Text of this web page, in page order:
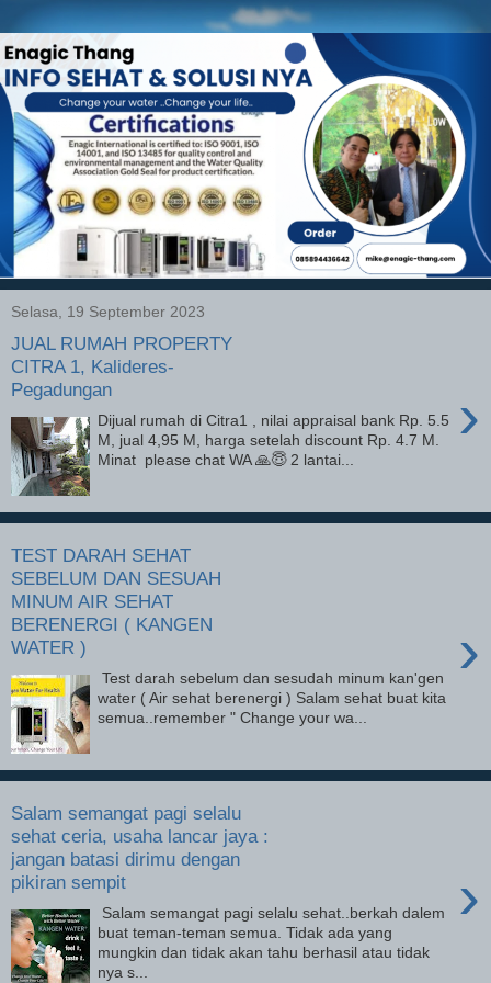
Selasa, 19 September 2023
JUAL RUMAH PROPERTY
CITRA 1, Kalideres-
Pegadungan
›
Dijual rumah di Citra1 , nilai appraisal bank Rp. 5.5
M, jual 4,95 M, harga setelah discount Rp. 4.7 M.
Minat please chat WA 🙏😇 2 lantai...
TEST DARAH SEHAT
SEBELUM DAN SESUAH
MINUM AIR SEHAT
BERENERGI ( KANGEN
WATER )
›
Test darah sebelum dan sesudah minum kan'gen
water ( Air sehat berenergi ) Salam sehat buat kita
semua..remember " Change your wa...
Salam semangat pagi selalu
sehat ceria, usaha lancar jaya :
jangan batasi dirimu dengan
pikiran sempit
›
Salam semangat pagi selalu sehat..berkah dalem
buat teman-teman semua. Tidak ada yang
mungkin dan tidak akan tahu berhasil atau tidak
nya s...